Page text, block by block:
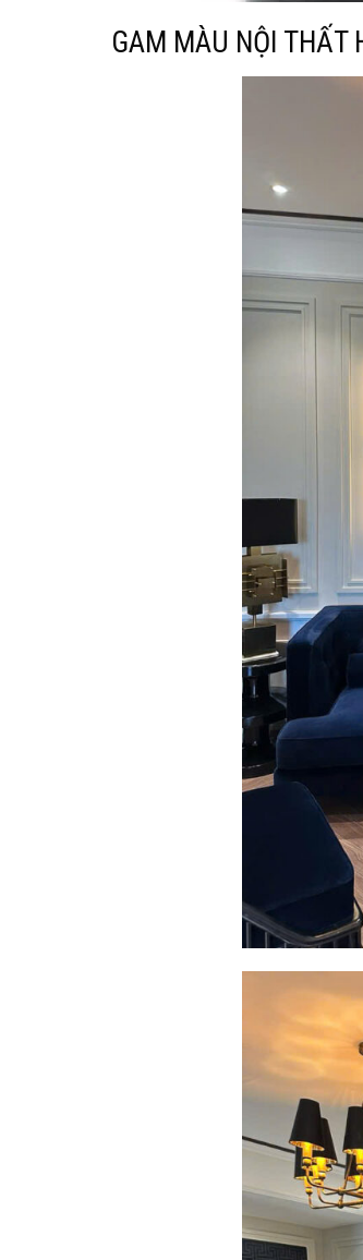
GAM MÀU NỘI THẤT